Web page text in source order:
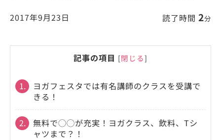
2017年9月23日 読了時間 2分
記事の項目 [閉じる]
1.
ヨガフェスタでは有名講師のクラスを受講で
きる！
2.
無料で◯◯が充実！ヨガクラス、飲料、Tシ
ャツまで？！